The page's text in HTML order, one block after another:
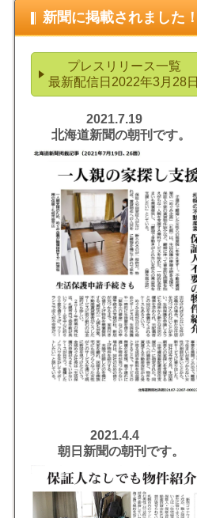
新聞に掲載されました！
プレスリリース一覧
最新配信日2022年3月28日
2021.7.19
北海道新聞の朝刊です。
2021.4.4
朝日新聞の朝刊です。